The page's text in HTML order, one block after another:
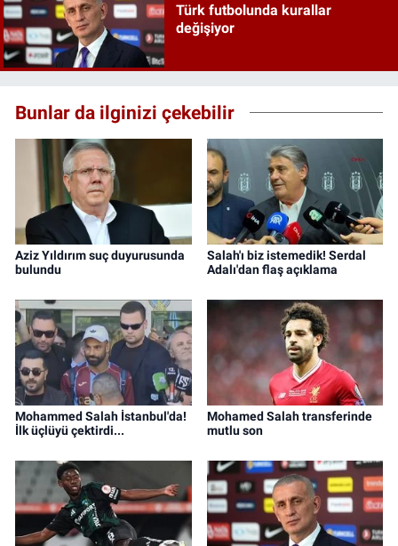
Türk futbolunda kurallar
değişiyor
Bunlar da ilginizi çekebilir
Aziz Yıldırım suç duyurusunda
bulundu
Salah'ı biz istemedik! Serdal
Adalı'dan flaş açıklama
Mohammed Salah İstanbul'da!
İlk üçlüyü çektirdi...
Mohamed Salah transferinde
mutlu son